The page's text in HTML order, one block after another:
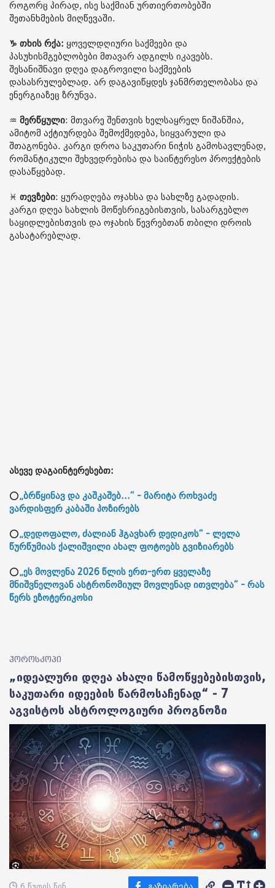
როგორც პირად, ისე საქმიან ურთიერთობებში
შეთანხმების მიღწევაში.
♑️ თხის რქა: ყოველდღიური საქმეები და
პასუხისმგებლობები მთავარ ადგილს იკავებს.
შესანიშნავი დღეა დაგროვილი საქმეების
დასასრულებლად. არ დაგავიწყდეს ჯანმრთელობასა და
ენერგიაზეც ზრუნვა.
♒️ მერწყული: მთვარე შენთვის ხელსაყრელ ნიშანშია,
ამიტომ აქტიურდება შემოქმედება, სიყვარული და
შთაგონება. კარგი დროა საკუთარი ნიჭის გამოსავლენად,
რომანტიკული შეხვედრებისა და საინტერესო პროექტების
დასაწყებად.
♓️ თევზები: ყურადღება ოჯახსა და სახლზე გადადის.
კარგი დღეა სახლის მოწესრიგებისთვის, სასარგებლო
საყიდლებისთვის და ოჯახის წევრებთან თბილი დროის
გასატარებლად.
ასევე დაგაინტერესებთ:
⭕„ბრწყინავ და კაშკაშებ...“ - მარიტა როხვაძე
ვარდისფერ კაბაში პოზირებს
⭕„დედოფალო, ძალიან ჰგავხარ დედიკოს“ - ლელა
წურწუმიას ქალიშვილი ახალ ფოტოებს გვიზიარებს
⭕„ეს მოვლენა 2026 წლის ერთ-ერთ ყველაზე
მნიშვნელოვან ასტრონომიულ მოვლენად ითვლება“ - რას
წერს ეზოტერიკოსი
ჰოროსკოპი
„იდეალური დღეა ახალი წამოწყებებისთვის,
საკუთარი იდეების წარმოსაჩენად“ - 7
აგვისტოს ასტროლოგიური პროგნოზი